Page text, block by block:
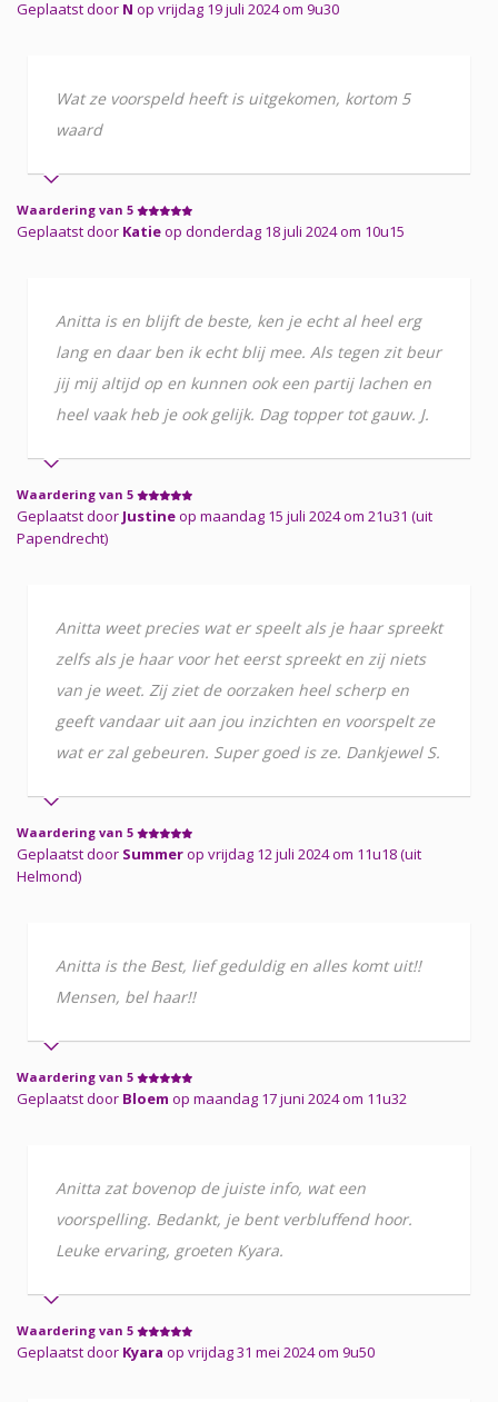
Geplaatst door N op vrijdag 19 juli 2024 om 9u30
Wat ze voorspeld heeft is uitgekomen, kortom 5
waard
Waardering van 5
Geplaatst door Katieop donderdag 18 juli 2024 om 10u15
Anitta is en blijft de beste, ken je echt al heel erg
lang en daar ben ik echt blij mee. Als tegen zit beur
jij mij altijd op en kunnen ook een partij lachen en
heel vaak heb je ook gelijk. Dag topper tot gauw. J.
Waardering van 5
Geplaatst door Justineop maandag 15 juli 2024 om 21u31 (uit
Papendrecht)
Anitta weet precies wat er speelt als je haar spreekt
zelfs als je haar voor het eerst spreekt en zij niets
van je weet. Zij ziet de oorzaken heel scherp en
geeft vandaar uit aan jou inzichten en voorspelt ze
wat er zal gebeuren. Super goed is ze. Dankjewel S.
Waardering van 5
Geplaatst door Summerop vrijdag 12 juli 2024 om 11u18 (uit
Helmond)
Anitta is the Best, lief geduldig en alles komt uit!!
Mensen, bel haar!!
Waardering van 5
Geplaatst door Bloem op maandag 17 juni 2024 om 11u32
Anitta zat bovenop de juiste info, wat een
voorspelling. Bedankt, je bent verbluffend hoor.
Leuke ervaring, groeten Kyara.
Waardering van 5
Geplaatst door Kyara op vrijdag 31 mei 2024 om 9u50